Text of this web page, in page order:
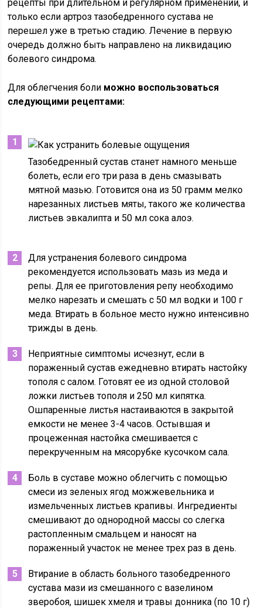
рецепты при длительном и регулярном применении, и
только если артроз тазобедренного сустава не
перешел уже в третью стадию. Лечение в первую
очередь должно быть направлено на ликвидацию
болевого синдрома.
Для облегчения боли можно воспользоваться
следующими рецептами:
Тазобедренный сустав станет намного меньше
болеть, если его три раза в день смазывать
мятной мазью. Готовится она из 50 грамм мелко
нарезанных листьев мяты, такого же количества
листьев эвкалипта и 50 мл сока алоэ.
Для устранения болевого синдрома
рекомендуется использовать мазь из меда и
репы. Для ее приготовления репу необходимо
мелко нарезать и смешать с 50 мл водки и 100 г
меда. Втирать в больное место нужно интенсивно
трижды в день.
Неприятные симптомы исчезнут, если в
пораженный сустав ежедневно втирать настойку
тополя с салом. Готовят ее из одной столовой
ложки листьев тополя и 250 мл кипятка.
Ошпаренные листья настаиваются в закрытой
емкости не менее 3-4 часов. Остывшая и
процеженная настойка смешивается с
перекрученным на мясорубке кусочком сала.
Боль в суставе можно облегчить с помощью
смеси из зеленых ягод можжевельника и
измельченных листьев крапивы. Ингредиенты
смешивают до однородной массы со слегка
растопленным смальцем и наносят на
пораженный участок не менее трех раз в день.
Втирание в область больного тазобедренного
сустава мази из смешанного с вазелином
зверобоя, шишек хмеля и травы донника (по 10 г)